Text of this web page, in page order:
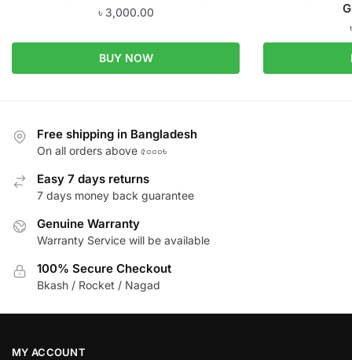
৳ 3,000.00
BUY NOW
Free shipping in Bangladesh
On all orders above ৫০০০৳
Easy 7 days returns
7 days money back guarantee
Genuine Warranty
Warranty Service will be available
100% Secure Checkout
Bkash / Rocket / Nagad
MY ACCOUNT